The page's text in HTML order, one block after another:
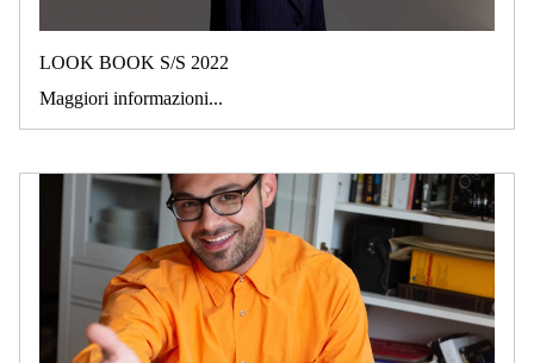
LOOK BOOK S/S 2022
Maggiori informazioni...